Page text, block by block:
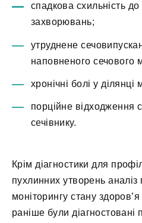
спадкова схильність до
захворювань;
утруднене
наповненого сечового
хронічні болі у ділянці
порційне відходження
сечівнику.
Крім діагностики для
пухлинних утворень
моніторингу стану здоров’я
раніше були діагностовані